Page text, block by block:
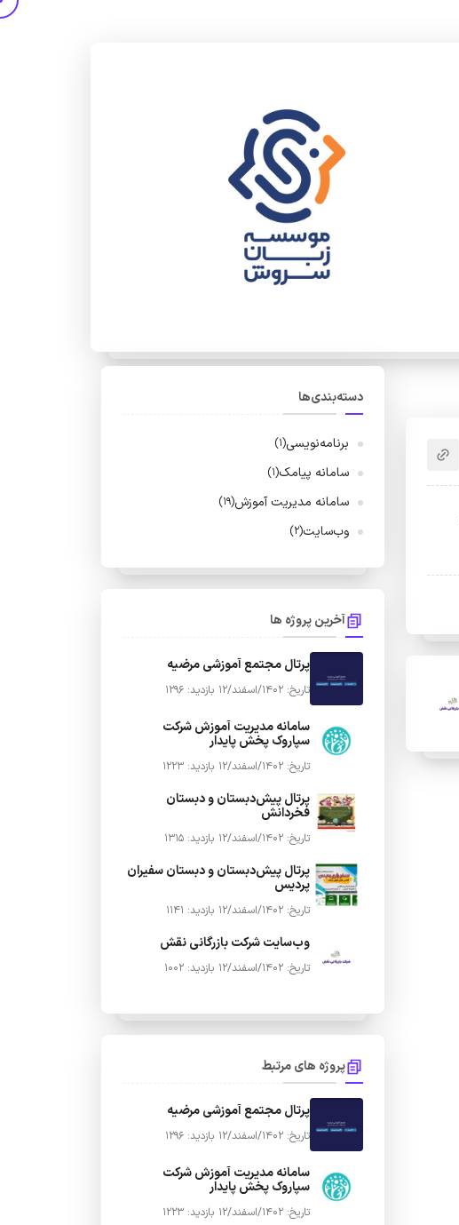
دسته‌بندی‌ها
برنامه‌نویسی(1)
سامانه پیامک(1)
سامانه مدیریت آموزش(19)
وب‌سایت(2)
آخرین پروژه ها
پرتال مجتمع آموزشی مرضیه
تاریخ: 1402/اسفند/12 بازدید: 1296
سامانه مدیریت آموزش شرکت
سپاروک پخش پایدار
تاریخ: 1402/اسفند/12 بازدید: 1223
پرتال پیش‌دبستان و دبستان
فخردانش
تاریخ: 1402/اسفند/12 بازدید: 1315
پرتال پیش‌دبستان و دبستان سفیران
پردیس
تاریخ: 1402/اسفند/12 بازدید: 1141
وب‌سایت شرکت بازرگانی نقش
تاریخ: 1402/اسفند/12 بازدید: 1002
پروژه های مرتبط
پرتال مجتمع آموزشی مرضیه
تاریخ: 1402/اسفند/12 بازدید: 1296
سامانه مدیریت آموزش شرکت
سپاروک پخش پایدار
تاریخ: 1402/اسفند/12 بازدید: 1223